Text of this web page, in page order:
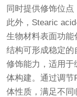
同时提供修饰位点
此外，Stearic
生物材料表面功
结构可形成稳定
修饰能力，适用
体构建。通过调节
体性质，满足不同